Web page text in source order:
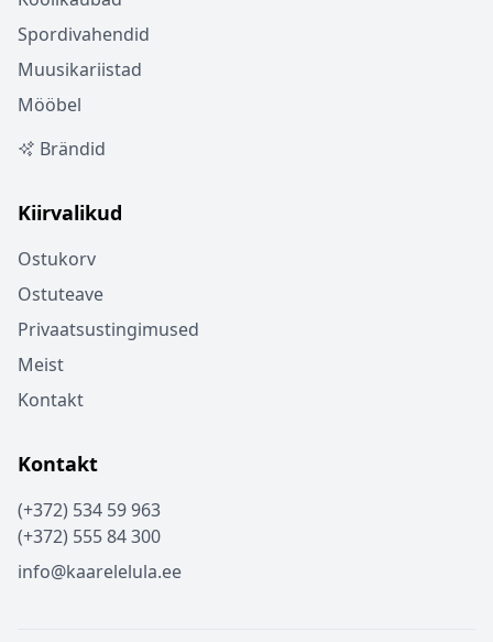
Spordivahendid
Muusikariistad
Mööbel
Brändid
Kiirvalikud
Ostukorv
Ostuteave
Privaatsustingimused
Meist
Kontakt
Kontakt
(+372) 534 59 963
(+372) 555 84 300
info@kaarelelula.ee